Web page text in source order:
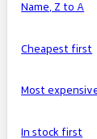
Name, Z to A
Cheapest first
Most
In stock first